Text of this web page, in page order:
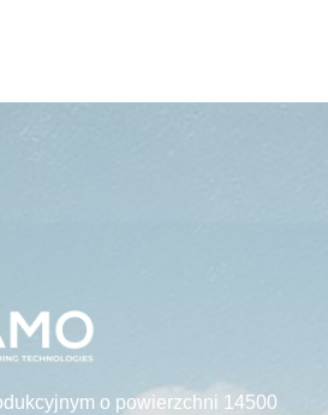
o powierzchni 14500